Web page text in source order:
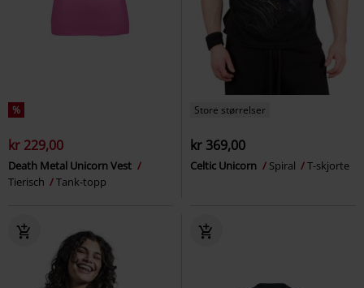
%
kr 229,00
Death Metal Unicorn Vest
Tierisch
Tank-topp
Store størrelser
kr 369,00
Celtic Unicorn Spiral T-skjorte